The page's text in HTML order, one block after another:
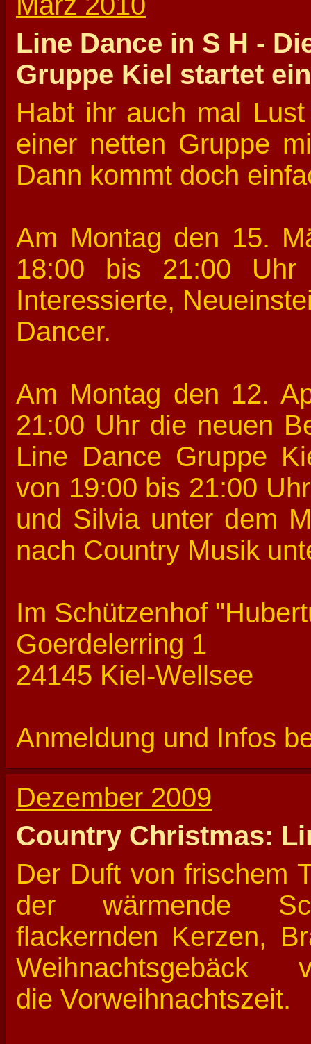
Line Dance in S H -
Gruppe Kiel startet
Habt ihr auch mal
einer netten Gruppe
Dann kommt doch
Am Montag den 15.
18:00 bis 21:00 Uhr
Interessierte,
Dancer.
Am Montag den 12.
21:00 Uhr die neuen
Line Dance Gruppe
von 19:00 bis 21:00
und Silvia unter dem
nach Country Musik
Im Schützenhof
Goerdelerring 1
24145 Kiel-Wellsee
Anmeldung und Infos
Dezember 2009
Country Christmas:
Der Duft von frischem
der wärmende
flackernden Kerzen,
Weihnachtsgebäck
die Vorweihnachtszeit.